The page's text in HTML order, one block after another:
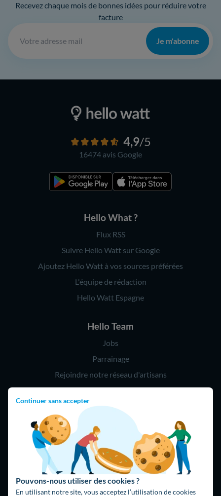
Continuer sans accepter
Pouvons-nous utiliser des cookies ?
En utilisant notre site, vous acceptez l’utilisation de cookies
Recevez chaque mois de bonnes idées pour réduire votre
facture
Je m'abonne
4,9/5
16474 avis Google
Hello What ?
Flux RSS
Suivre Hello Watt sur Google
Ajoutez Hello Watt à vos sources préférées
L'équipe de rédaction
Hello Watt Espagne
Hello Team
Jobs
Parrainage
Rejoindre notre réseau d'artisans
Hello !
09 75 18 60 60
(8h-21h)
75018 Paris